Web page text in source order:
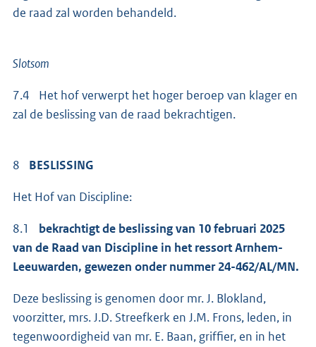
de raad zal worden behandeld.
Slotsom
7.4 Het hof verwerpt het hoger beroep van klager en
zal de beslissing van de raad bekrachtigen.
8 BESLISSING
Het Hof van Discipline:
8.1
bekrachtigt de beslissing van 10 februari 2025
van de Raad van Discipline in het ressort Arnhem-
Leeuwarden, gewezen onder nummer 24-462/AL/MN.
Deze beslissing is genomen door mr. J. Blokland,
voorzitter, mrs. J.D. Streefkerk en J.M. Frons, leden, in
tegenwoordigheid van mr. E. Baan, griffier, en in het